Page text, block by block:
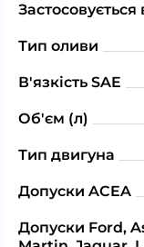
Застосовується
Тип оливи
В'язкість SAE
Об'єм (л)
Тип двигуна
Допуски ACEA
Допуски Ford,